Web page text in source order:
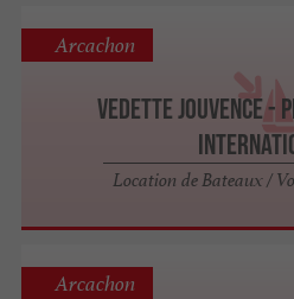
Vedette Jouvence -
Location de Bateaux /
Arcachon
Arcachon